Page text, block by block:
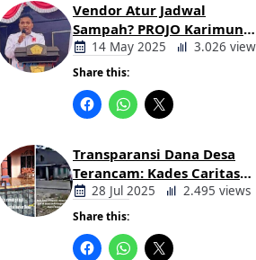
Vendor Atur Jadwal
Sampah? PROJO Karimun
Kritik Usulan PT AGB
14 May 2025 3.026
Share this:
Transparansi Dana Desa
Terancam: Kades Caritas
Sogawunasi Diduga
Gelapkan Bantuan untuk
Warga
28 Jul 2025 2.495 views
Share this: